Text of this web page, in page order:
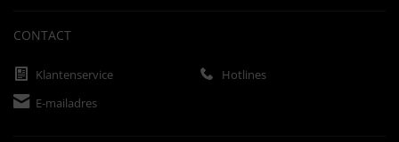
CONTACT
Klantenservice
Hotlines
E-mailadres